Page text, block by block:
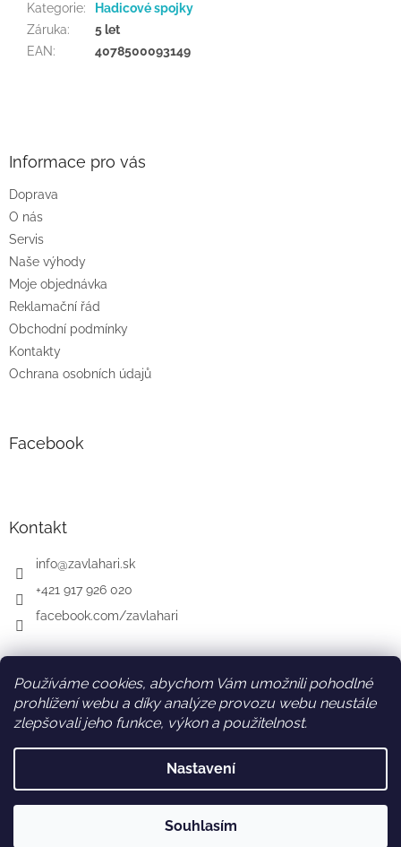
Používáme cookies, abychom Vám umožnili pohodlné
prohlížení webu a díky analýze provozu webu neustále
zlepšovali jeho funkce, výkon a použitelnost.
Nastavení
Souhlasím
Kategorie:
Hadicové spojky
Záruka:
5 let
EAN: 4078500093149
Informace pro vás
Doprava
O nás
Servis
Naše výhody
Moje objednávka
Reklamační řád
Obchodní podmínky
Kontakty
Ochrana osobních údajů
Facebook
Kontakt
info@zavlahari.sk
+421 917 926 020
facebook.com/zavlahari
SK AT DE
Vytvořil Shoptet
zavlahari-eshop.cz. Všechna práva vyhrazena.